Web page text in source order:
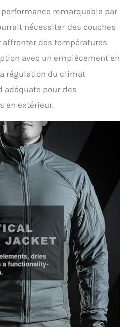
remarquable par
nécessiter des couches
des températures
avec un empiècement en
régulation du climat
adéquate pour des
en extérieur.